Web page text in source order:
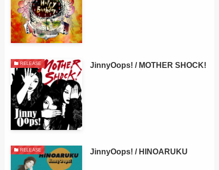
RELEASE JinnyOops! / MOTHER SHOCK!
RELEASE JinnyOops! / HINOARUKU